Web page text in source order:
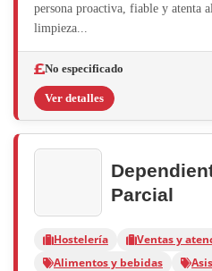
persona proactiva, fiable y atenta
limpieza...
No especificado
Ver detalles
Parcial
Hostelería
Ventas y
Alimentos y bebidas